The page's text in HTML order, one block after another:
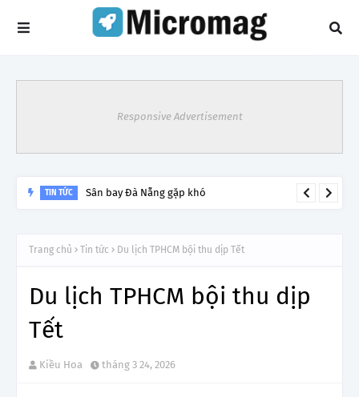
Responsive Advertisement
TIN TỨC Sân bay Đà Nẵng gặp khó
Trang chủ Tin tức Du lịch TPHCM bội thu dịp Tết
Du lịch TPHCM bội thu dịp
Tết
Kiều Hoa tháng 3 24, 2026